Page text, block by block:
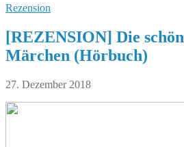
Rezension
[REZENSION] Die
Märchen (Hörbuch)
27. Dezember 2018